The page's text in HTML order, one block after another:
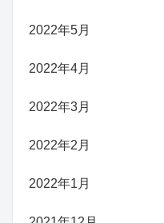
2022年5月
2022年4月
2022年3月
2022年2月
2022年1月